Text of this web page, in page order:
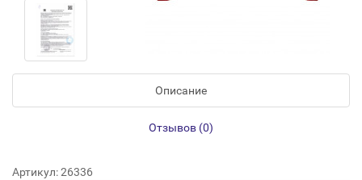
Описание
Отзывов (0)
Артикул: 26336